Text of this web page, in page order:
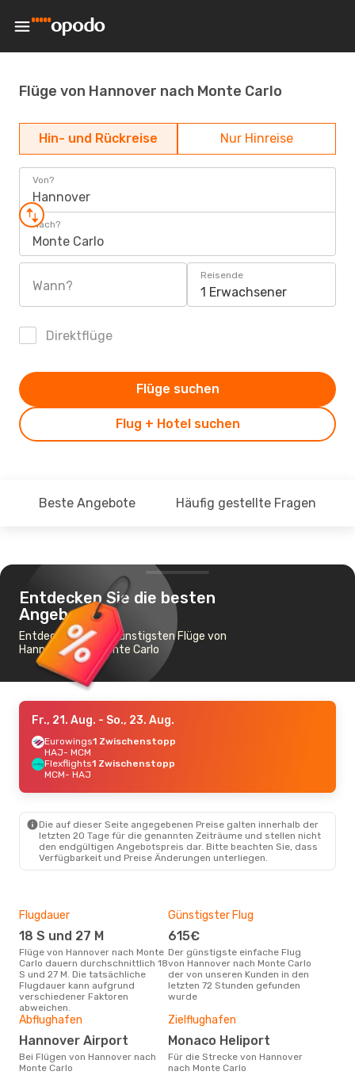
Flüge von Hannover nach Monte Carlo
Hin- und Rückreise Nur Hinreise
Von?
Hannover
Nach?
Monte Carlo
Wann?
Reisende
1 Erwachsener
Direktflüge
Flug + Hotel suchen
Flüge suchen
Beste Angebote Häufig gestellte Fragen
Entdecken Sie die besten
Angebote
Entdecken Sie die günstigsten Flüge von
Hannover nach Monte Carlo
Fr., 21. Aug. - So., 23. Aug.
Eurowings1 Zwischenstopp
HAJ- MCM
Flexflights1 Zwischenstopp
MCM- HAJ
Die auf dieser Seite angegebenen Preise galten innerhalb der
letzten 20 Tage für die genannten Zeiträume und stellen nicht
den endgültigen Angebotspreis dar. Bitte beachten Sie, dass
Verfügbarkeit und Preise Änderungen unterliegen.
Flugdauer
18 S und 27 M
Flüge von Hannover nach Monte
Carlo dauern durchschnittlich 18
S und 27 M. Die tatsächliche
Flugdauer kann aufgrund
verschiedener Faktoren
abweichen.
Günstigster Flug
615€
Der günstigste einfache Flug
von Hannover nach Monte Carlo
der von unseren Kunden in den
letzten 72 Stunden gefunden
wurde
Abflughafen
Hannover Airport
Bei Flügen von Hannover nach
Monte Carlo
Zielflughafen
Monaco Heliport
Für die Strecke von Hannover
nach Monte Carlo